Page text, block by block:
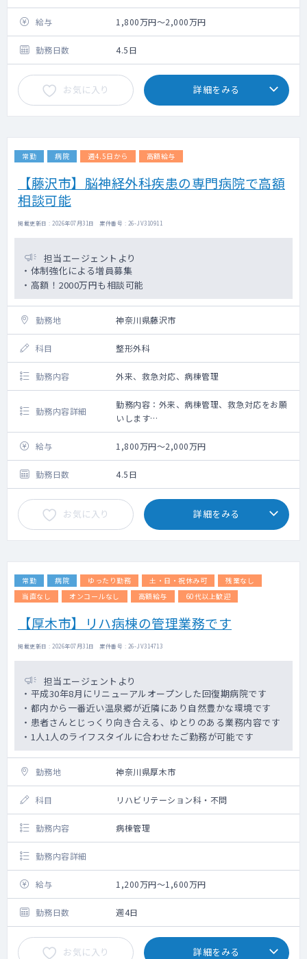
外来コマ数：3-4コマ/週
病棟担当数：10-15名ほど
手術件数：多い時で5-6件程/月
主要なオペ：慢性硬膜下血腫穿頭洗浄術51件,
整形外科的手術10件/年 等
設 備：電子カルテ ※入力補助クラーク応
相談
給与 1,800万円～2,000万円
勤務日数 4.5日
お気に入り 詳細をみる
常勤 病院 週4.5日から 高額給与
【藤沢市】脳神経外科疾患の専門病院で高額
相談可能
掲載更新日 : 2026年07月31日 案件番号 : 26-JV310911
担当エージェントより
・体制強化による増員募集
・高額！2000万円も相談可能
勤務地 神奈川県藤沢市
科目 整形外科
勤務内容 外来、救急対応、病棟管理
勤務内容詳細
勤務内容：外来、病棟管理、救急対応をお願
いします
設備：電子カルテ ※入力補助クラーク応相
談
交通事故などの外傷による脊椎脊髄損傷の治
療や骨粗鬆症による脊椎骨折、
頭蓋頚椎移行部疾患、背骨の変性変形による
脊椎脊髄病疾患、
炎症などに起因する脊椎炎疾患、末梢神経、
腫瘍や脊髄血管障害など積極的に治療してお
給与 1,800万円～2,000万円
勤務日数 4.5日
お気に入り 詳細をみる
常勤 病院 ゆったり勤務 土・日・祝休み可
残業なし
当直なし
オンコールなし 高額給与 60代以上歓迎
【厚木市】リハ病棟の管理業務です
掲載更新日 : 2026年07月31日 案件番号 : 26-JV314713
担当エージェントより
・平成30年8月にリニューアルオープンした回復期病院です
・都内から一番近い温泉郷が近隣にあり自然豊かな環境です
・患者さんとじっくり向き合える、ゆとりのある業務内容です
・1人1人のライフスタイルに合わせたご勤務が可能です
勤務地 神奈川県厚木市
科目 リハビリテーション科・不問
勤務内容 病棟管理
勤務内容詳細
給与 1,200万円～1,600万円
勤務日数 週4日
お気に入り 詳細をみる